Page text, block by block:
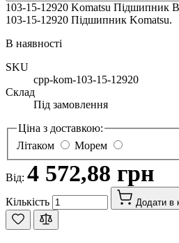
103-15-12920 Komatsu Підшипник
103-15-12920 Підшипник Komatsu.
В наявності
SKU
cpp-kom-103-15-12920
Склад
Під замовлення
Ціна з доставкою:
Літаком
Морем
Від: 4 572,88 грн
Кількість Додати в